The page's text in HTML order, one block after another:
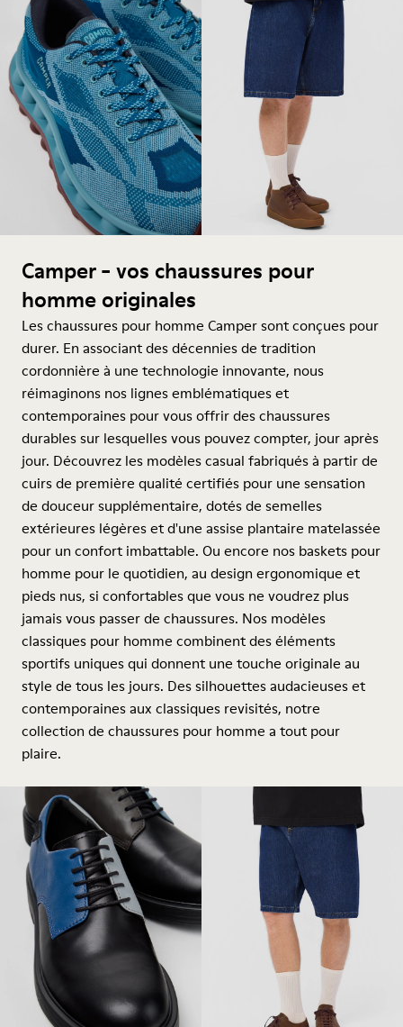
Camper - vos chaussures pour
homme originales
Les chaussures pour homme Camper sont conçues pour
durer. En associant des décennies de tradition
cordonnière à une technologie innovante, nous
réimaginons nos lignes emblématiques et
contemporaines pour vous offrir des chaussures
durables sur lesquelles vous pouvez compter, jour après
jour. Découvrez les modèles casual fabriqués à partir de
cuirs de première qualité certifiés pour une sensation
de douceur supplémentaire, dotés de semelles
extérieures légères et d'une assise plantaire matelassée
pour un confort imbattable. Ou encore nos baskets pour
homme pour le quotidien, au design ergonomique et
pieds nus, si confortables que vous ne voudrez plus
jamais vous passer de chaussures. Nos modèles
classiques pour homme combinent des éléments
sportifs uniques qui donnent une touche originale au
style de tous les jours. Des silhouettes audacieuses et
contemporaines aux classiques revisités, notre
collection de chaussures pour homme a tout pour
plaire.